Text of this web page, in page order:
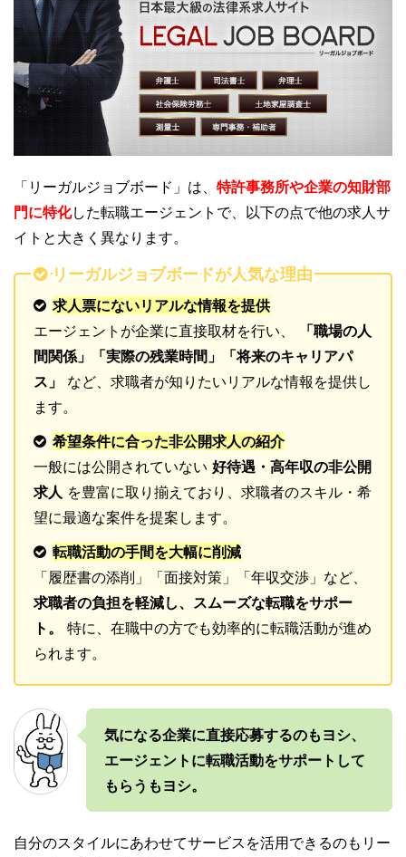
「リーガルジョブボード」は、 特許事務所や企業の知財部
門に特化した転職エージェントで、以下の点で他の求人サ
イトと大きく異なります。
リーガルジョブボードが人気な理由
求人票にないリアルな情報を提供
エージェントが企業に直接取材を行い、
「職場の人
間関係」「実際の残業時間」「将来のキャリアパ
ス」
など、求職者が知りたいリアルな情報を提供し
ます。
希望条件に合った非公開求人の紹介
一般には公開されていない 好待遇・高年収の非公開
求人 を豊富に取り揃えており、求職者のスキル・希
望に最適な案件を提案します。
転職活動の手間を大幅に削減
「履歴書の添削」「面接対策」「年収交渉」など、
求職者の負担を軽減し、スムーズな転職をサポー
ト。
特に、在職中の方でも効率的に転職活動が進め
られます。
気になる企業に直接応募するのもヨシ、
エージェントに転職活動をサポートして
もらうもヨシ。
自分のスタイルにあわせてサービスを活用できるのもリー